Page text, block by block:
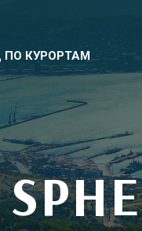
ПО КУРОРТАМ